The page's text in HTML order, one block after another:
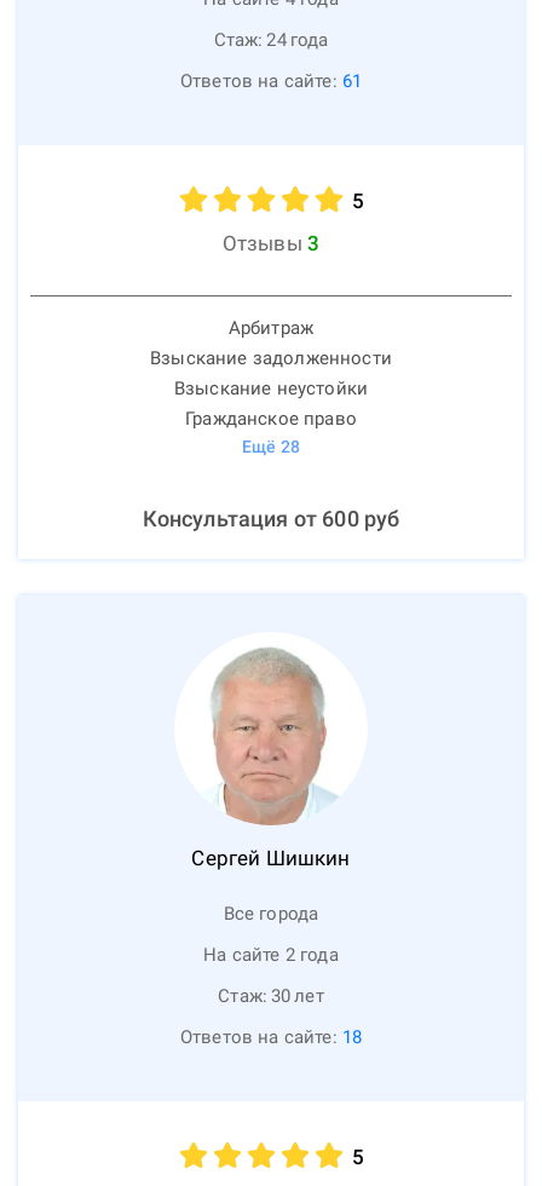
Стаж: 24 года
Ответов на сайте: 61
5
Отзывы 3
Арбитраж
Взыскание задолженности
Взыскание неустойки
Гражданское право
Ещё 28
Консультация от 600руб
Сергей Шишкин
Все города
На сайте 2 года
Стаж: 30лет
Ответов на сайте: 18
5